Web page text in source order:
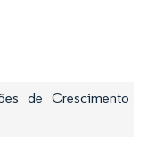
de Crescimento